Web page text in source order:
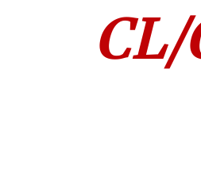
CL/